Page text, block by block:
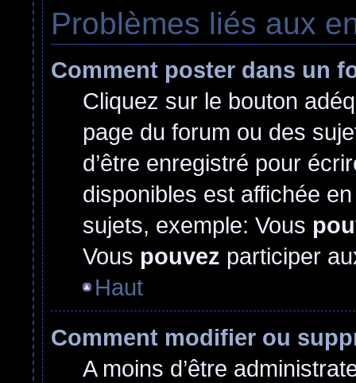
Problèmes liés aux
Comment poster dans un
Cliquez sur le bouton
page du forum ou des
d’être enregistré pour
disponibles est affichée
sujets, exemple: Vous
Vous pouvez participer
Haut
Comment modifier ou
A moins d’être